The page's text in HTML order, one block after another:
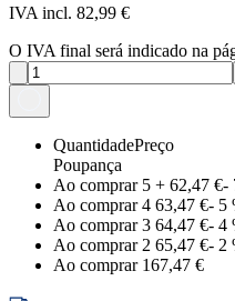
IVA incl. 82,99 €
O IVA final será indicado na
QuantidadePreço
Poupança
Ao comprar 5 + 62,47 €-
Ao comprar 4 63,47 €- 5
Ao comprar 3 64,47 €- 4
Ao comprar 2 65,47 €- 2
Ao comprar 167,47 €